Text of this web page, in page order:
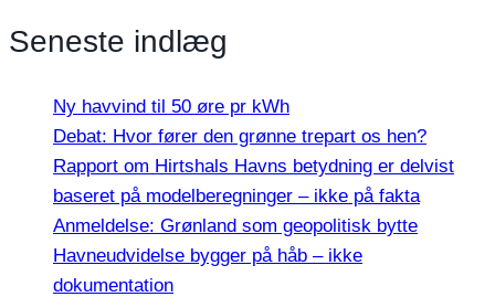
Seneste indlæg
Ny havvind til 50 øre pr kWh
Debat: Hvor fører den grønne trepart os hen?
Rapport om Hirtshals Havns betydning er delvist
baseret på modelberegninger – ikke på fakta
Anmeldelse: Grønland som geopolitisk bytte
Havneudvidelse bygger på håb – ikke
dokumentation